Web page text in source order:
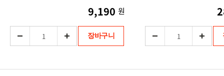
9,190 원
장바구니